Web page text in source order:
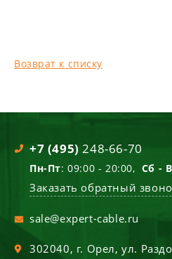
Возврат к списку
+7 (495) 248-66-70
Пн-Пт: 09:00 - 20:00, Сб -
Заказать обратный
sale@expert-cable.ru
302040, г. Орел,ул.